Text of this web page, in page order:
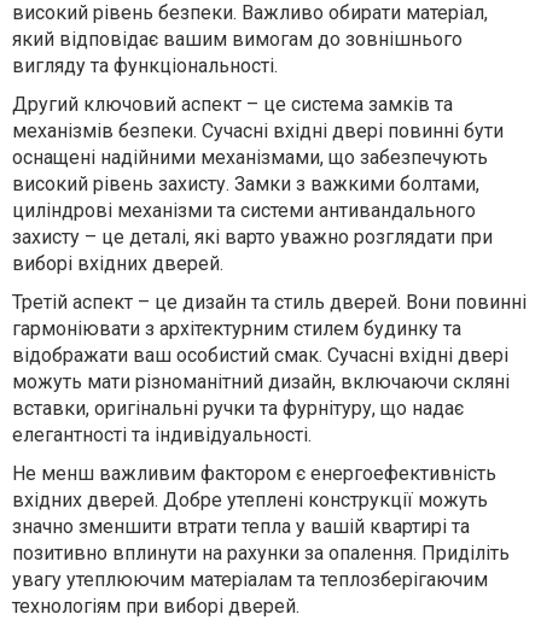
високий рівень безпеки. Важливо обирати матеріал,
який відповідає вашим вимогам до зовнішнього
вигляду та функціональності.
Другий ключовий аспект – це система замків та
механізмів безпеки. Сучасні вхідні двері повинні бути
оснащені надійними механізмами, що забезпечують
високий рівень захисту. Замки з важкими болтами,
циліндрові механізми та системи антивандального
захисту – це деталі, які варто уважно розглядати при
виборі вхідних дверей.
Третій аспект – це дизайн та стиль дверей. Вони повинні
гармоніювати з архітектурним стилем будинку та
відображати ваш особистий смак. Сучасні вхідні двері
можуть мати різноманітний дизайн, включаючи скляні
вставки, оригінальні ручки та фурнітуру, що надає
елегантності та індивідуальності.
Не менш важливим фактором є енергоефективність
вхідних дверей. Добре утеплені конструкції можуть
значно зменшити втрати тепла у вашій квартирі та
позитивно вплинути на рахунки за опалення. Приділіть
увагу утеплюючим матеріалам та теплозберігаючим
технологіям при виборі дверей.